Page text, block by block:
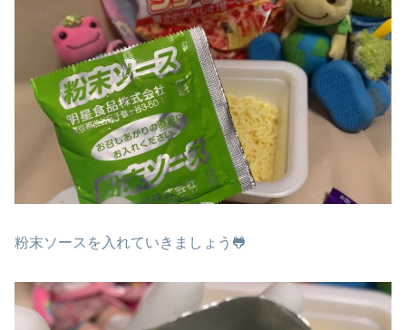
粉末ソースを入れていきましょう🐸